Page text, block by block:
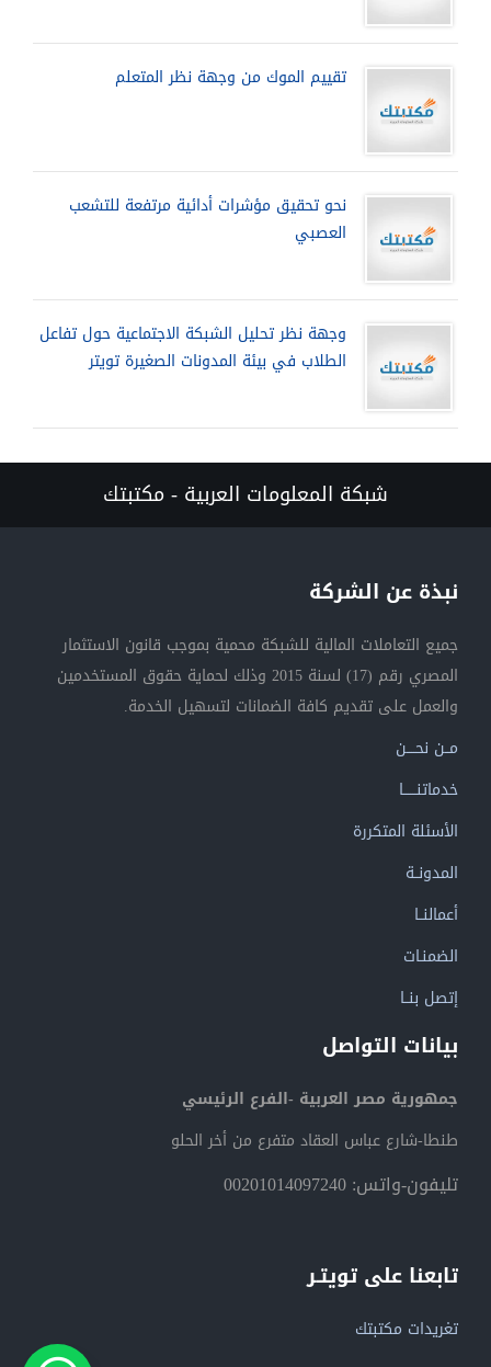
تقييم الموك من وجهة نظر المتعلم
نحو تحقيق مؤشرات أدائية مرتفعة للتشعب
العصبي
وجهة نظر تحليل الشبكة الاجتماعية حول تفاعل
الطلاب في بيئة المدونات الصغيرة تويتر
شبكة المعلومات العربية - مكتبتك
نبذة عن الشركة
جميع التعاملات المالية للشبكة محمية بموجب قانون الاستثمار
المصري رقم (17) لسنة 2015 وذلك لحماية حقوق المستخدمين
والعمل على تقديم كافة الضمانات لتسهيل الخدمة.
مــن نحــــن
خدماتنــــــا
الأسئلة المتكررة
المدونــة
أعمالنــا
الضمنـات
إتصل بنــا
بيانات التواصل
جمهورية مصر العربية -الفرع الرئيسي
طنطا-شارع عباس العقاد متفرع من أخر الحلو
تليفون-واتس: 00201014097240
تابعنا على تويتـر
تغريدات مكتبتك